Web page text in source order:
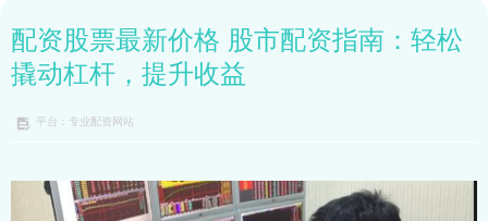
配资股票最新价格 股市配资指南：轻松
撬动杠杆，提升收益
平台：专业配资网站